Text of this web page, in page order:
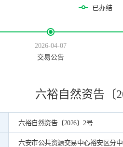
已办结
2026-04-07
交易公告
六裕自然资告〔
六裕自然资告〔2026〕2号
六安市公共资源交易中心裕安区分